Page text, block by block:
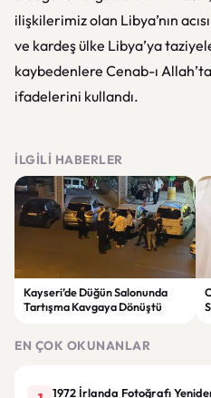
ilişkilerimiz olan Libya’nın
ve kardeş ülke Libya’ya
kaybedenlere Cenab-ı
ifadelerini kullandı.
İLGILI HABERLER
Kayseri’de Düğün Salonunda
Tartışma Kavgaya Dönüştü
EN ÇOK OKUNANLAR
1972 İrlanda Fotoğrafı